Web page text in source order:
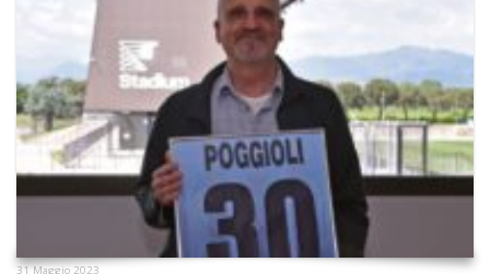
31 Maggio 2023